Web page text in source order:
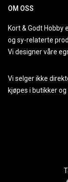
OM OSS
Kort & Godt
og sy-relaterte
Vi designer våre
Vi selger ikke
kjøpes i butikker